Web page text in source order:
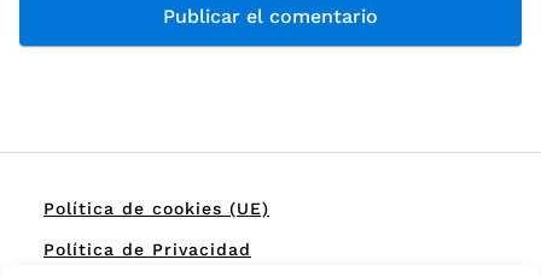
Política de cookies (UE)
Política de Privacidad